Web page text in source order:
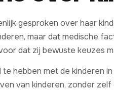
gesproken over haar
maar dat medische
dat zij bewuste keuzes
hebben met de kinderen
van kinderen, zonder zelf